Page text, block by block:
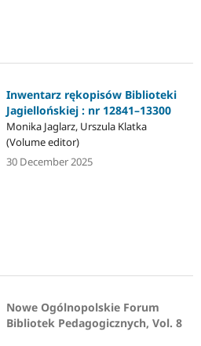
Inwentarz rękopisów Biblioteki
Jagiellońskiej : nr 12841–13300
Monika Jaglarz, Urszula Klatka
(Volume editor)
30 December 2025
Nowe Ogólnopolskie Forum
Bibliotek Pedagogicznych, Vol. 8